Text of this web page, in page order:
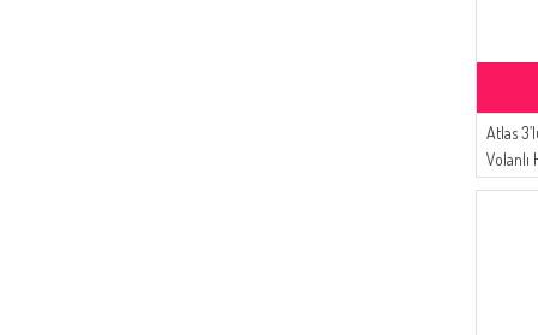
Atlas
Volanlı